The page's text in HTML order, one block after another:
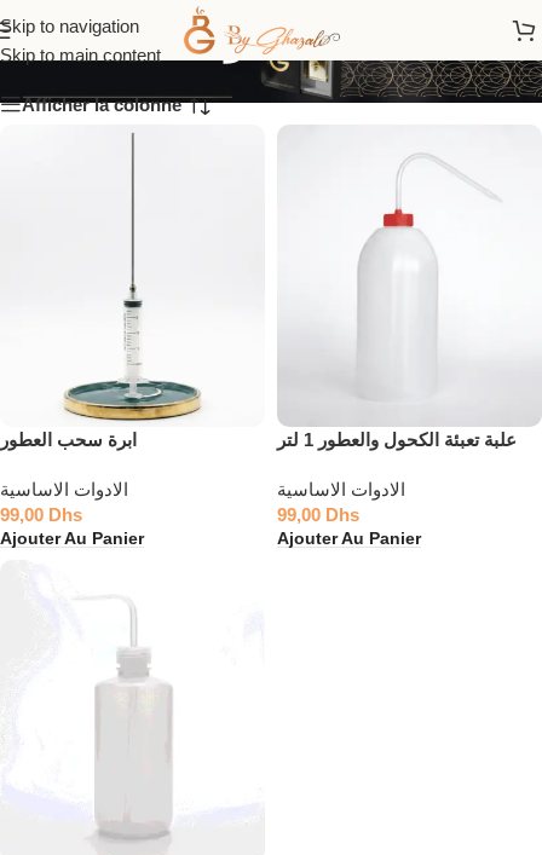
Skip to navigation
Skip to main content
الادوات الاساسية
Afficher la colonne
ابرة سحب العطور
الادوات الاساسية
99,00 Dhs
Ajouter Au Panier
علبة تعبئة الكحول والعطور 1 لتر
الادوات الاساسية
99,00 Dhs
Ajouter Au Panier